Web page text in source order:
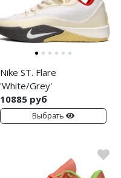
Nike ST. Flare
'White/Grey'
10885 руб
Выбрать